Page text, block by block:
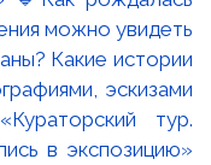
можно увидеть
Какие истории
эскизами
тур.
в экспозицию»